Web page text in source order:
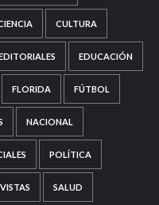
CULTURA
EDUCACIÓN
FLORIDA FÚTBOL
NACIONAL
POLÍTICA
SALUD